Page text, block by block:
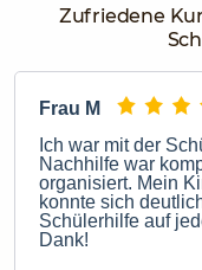
Zufriedene
Frau M
Ich war mit der
Nachhilfe war
organisiert. Mein
konnte sich
Schülerhilfe auf
Dank!